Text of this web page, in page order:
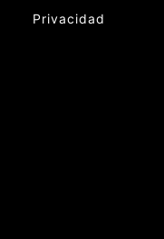
Privacidad